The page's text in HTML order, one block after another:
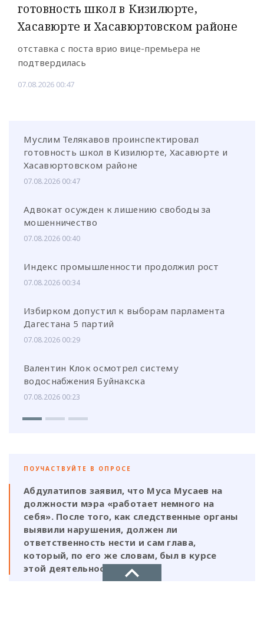
готовность школ в Кизилюрте,
Хасавюрте и Хасавюртовском районе
отставка с поста врио вице-премьера не
подтвердилась
07.08.2026 00:47
Муслим Телякавов проинспектировал
готовность школ в Кизилюрте, Хасавюрте и
Хасавюртовском районе
07.08.2026 00:47
Адвокат осужден к лишению свободы за
мошенничество
07.08.2026 00:40
Индекс промышленности продолжил рост
07.08.2026 00:34
Избирком допустил к выборам парламента
Дагестана 5 партий
07.08.2026 00:29
Валентин Клок осмотрел систему
водоснабжения Буйнакска
07.08.2026 00:23
ПОУЧАСТВУЙТЕ В ОПРОСЕ
Абдулатипов заявил, что Муса Мусаев на
должности мэра «работает немного на
себя». После того, как следственные органы
выявили нарушения, должен ли
ответственность нести и сам глава,
который, по его же словам, был в курсе
этой деятельности?